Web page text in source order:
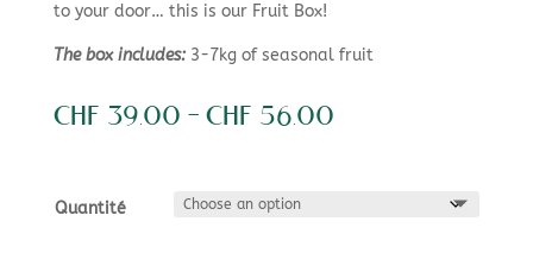
to your door… this is our Fruit Box!
The box includes:3-7kg of seasonal fruit
CHF 39.00 – CHF 56.00Price
Quantité